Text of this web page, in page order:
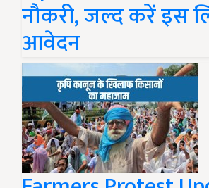
नौकरी, जल्द करें इस
आवेदन